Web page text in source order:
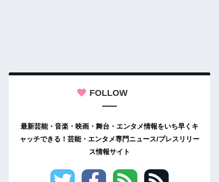
FOLLOW
最新芸能・音楽・映画・舞台・エンタメ情報をいち早くキ
ャッチできる！芸能・エンタメ専門ニュース/プレスリリー
ス情報サイト